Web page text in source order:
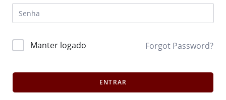
Manter logado Forgot Password?
ENTRAR